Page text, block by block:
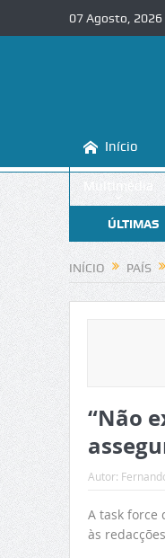
07 Agosto, 2026
Início
Multimédia
ÚLTIMAS
NOTÍCIAS
a conhecer e
INÍCIO PAÍS
“Não
Autor:
A task force
às